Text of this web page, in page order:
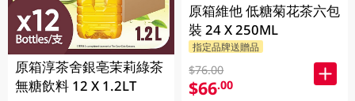
原箱淳茶舍銀亳茉莉綠茶
無糖飲料 12 X 1.2LT
原箱維他 低糖菊花茶六包
裝 24 X 250ML
指定品牌送贈品
$76.00
$66.00